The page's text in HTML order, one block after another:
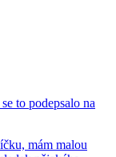
to podepsalo na
mám malou